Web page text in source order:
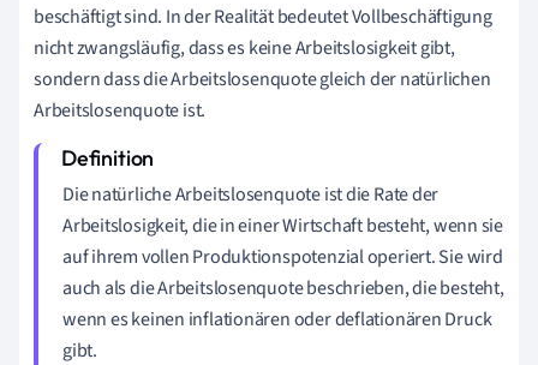
beschäftigt sind. In der Realität bedeutet Vollbeschäftigung
nicht zwangsläufig, dass es keine Arbeitslosigkeit gibt,
sondern dass die Arbeitslosenquote gleich der natürlichen
Arbeitslosenquote ist.
Die natürliche Arbeitslosenquote ist die Rate der
Arbeitslosigkeit, die in einer Wirtschaft besteht, wenn sie
auf ihrem vollen Produktionspotenzial operiert. Sie wird
auch als die Arbeitslosenquote beschrieben, die besteht,
wenn es keinen inflationären oder deflationären Druck
gibt.